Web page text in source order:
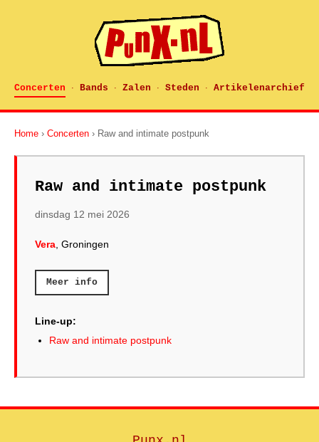
Concerten · Bands · Zalen · Steden · Artikelenarchief
Home › Concerten › Raw and intimate postpunk
Raw and intimate postpunk
dinsdag 12 mei 2026
Vera , Groningen
Meer info
Line-up:
Raw and intimate postpunk